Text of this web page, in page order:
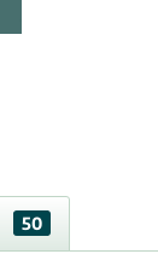
50